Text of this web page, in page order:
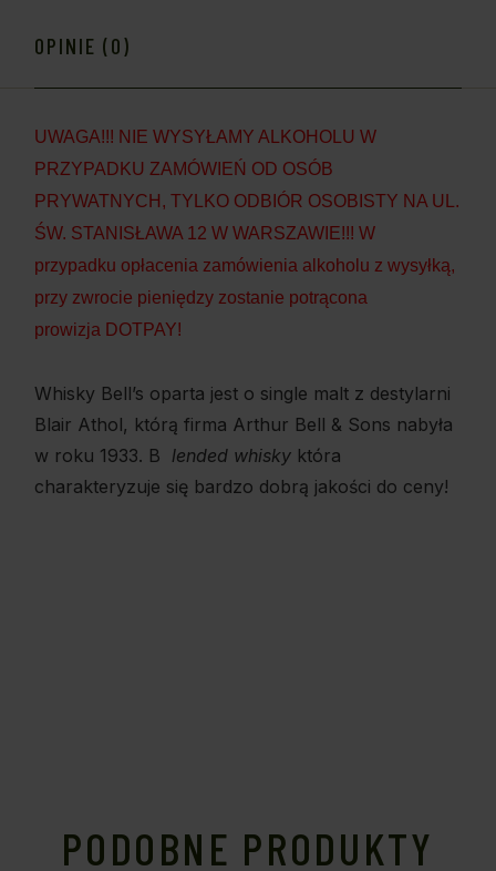
OPINIE (0)
UWAGA!!! NIE WYSYŁAMY ALKOHOLU W
PRZYPADKU ZAMÓWIEŃ OD OSÓB
PRYWATNYCH, TYLKO ODBIÓR OSOBISTY NA UL.
ŚW. STANISŁAWA 12 W WARSZAWIE!!! W
przypadku opłacenia zamówienia alkoholu z wysyłką,
przy zwrocie pieniędzy zostanie potrącona
prowizja DOTPAY!
Whisky Bell’s oparta jest o single malt z destylarni
Blair Athol, którą firma Arthur Bell & Sons nabyła
w roku 1933. B lended whisky która
charakteryzuje się bardzo dobrą jakości do ceny!
PODOBNE PRODUKTY